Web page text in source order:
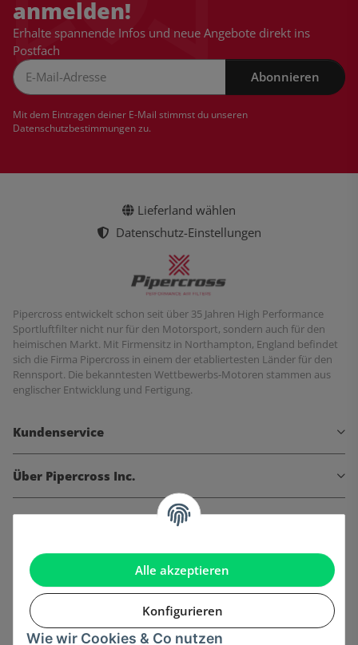
Alle akzeptieren
Konfigurieren
Wie wir Cookies & Co nutzen
anmelden!
Erhalte spannende Infos und neue Angebote direkt ins
Postfach
Abonnieren
Mit dem Eintragen deiner E-Mail stimmst du unseren
Datenschutzbestimmungenzu.
Lieferland wählen
Datenschutz-Einstellungen
Pipercross entwickelt schon seit über 35 Jahren High Performance
Sportluftfilter nicht nur für den Motorsport, sondern auch für den
heimischen Markt. Mit Firmensitz in Northampton, England befindet
sich die Firma Pipercross in einem der etabliertesten Länder für den
Rennsport. Die bekanntesten Wettbewerbs-Motoren stammen aus
englischer Entwicklung und Fertigung.
Kundenservice
Über Pipercross Inc.
Informationen
Gesetzliche Informationen